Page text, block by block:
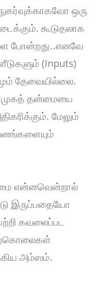
ஒரு
கூடுதலாக
போன்றது..எனவே
(Inputs)
தேவையில்லை.
தன்மையை
மேலும்
என்னவென்றால்
இருப்பதையோ
கவலைப்பட
அம்ஸம்.